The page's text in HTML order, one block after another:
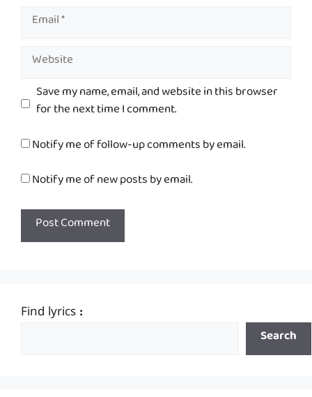
Email
Website
Save my name, email, and website in this browser
for the next time I comment.
Notify me of follow-up comments by email.
Notify me of new posts by email.
Find lyrics :
Search